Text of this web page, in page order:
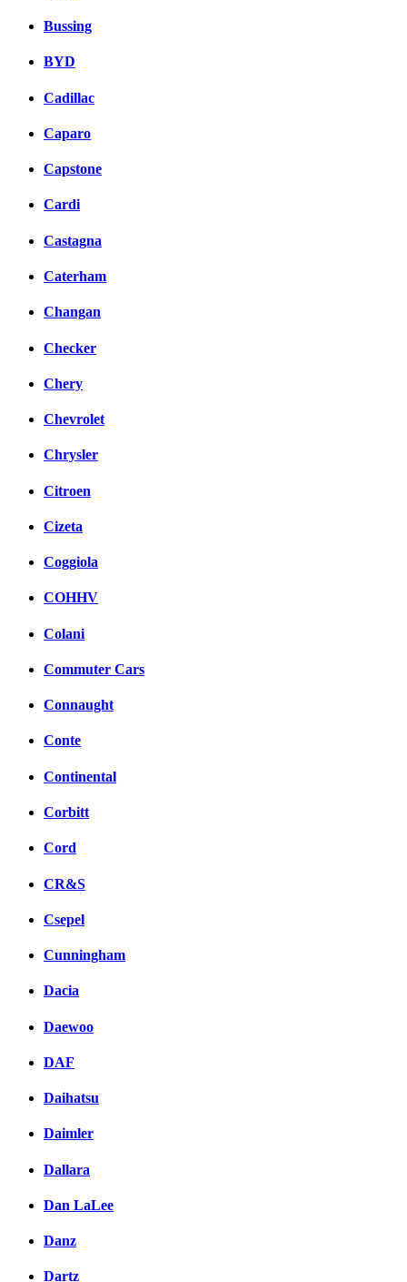
Bussing
BYD
Cadillac
Caparo
Capstone
Cardi
Castagna
Caterham
Changan
Checker
Chery
Chevrolet
Chrysler
Citroen
Cizeta
Coggiola
COHHV
Colani
Commuter Cars
Connaught
Conte
Continental
Corbitt
Cord
CR&S
Csepel
Cunningham
Dacia
Daewoo
DAF
Daihatsu
Daimler
Dallara
Dan LaLee
Danz
Dartz